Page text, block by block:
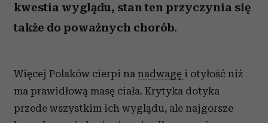
kwestia wyglądu, stan ten przyczynia się
także do poważnych chorób.
Więcej Polaków cierpi na nadwagę i otyłość niż
ma prawidłową masę ciała. Krytyka dotyka
przede wszystkim ich wyglądu, ale najgorsze